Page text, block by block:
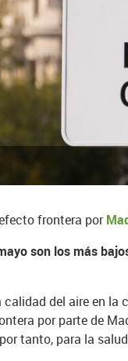
frontera por
son los más
del aire en
por parte de
tanto, para la